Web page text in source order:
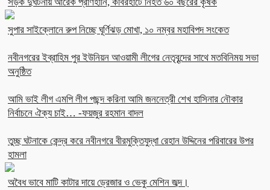
সুপার সাইক্লোনে রুপ নিচ্ছে ঘূর্ণিঝড় মোখা, ১০ নম্বর মহাবিপদ সংকেত
নবীনগরের ইব্রাহিম পুর ইউনিয়ন আওয়ামী লীগের নেতৃবৃন্দের সাথে মতবিনিময় সভা
অনুষ্ঠিত
আমি ভাই লীগ এমপি লীগ পছন্দ করিনা আমি জননেত্রী শেখ হাসিনার নৌকার
নির্বাচনে ঐক্য চাই… -ফয়জুর রহমান বাদল
তুচ্ছ ঘটনাকে কেন্দ্র করে নবীনগরে বীরমুক্তিযুদ্ধা রেহান উদ্দিনের পরিবারের উপর
হামলা
অবৈধ ভাবে মাটি কাটার দায়ে ড্রেজার ও ভেকু মেশিন জব্দ।